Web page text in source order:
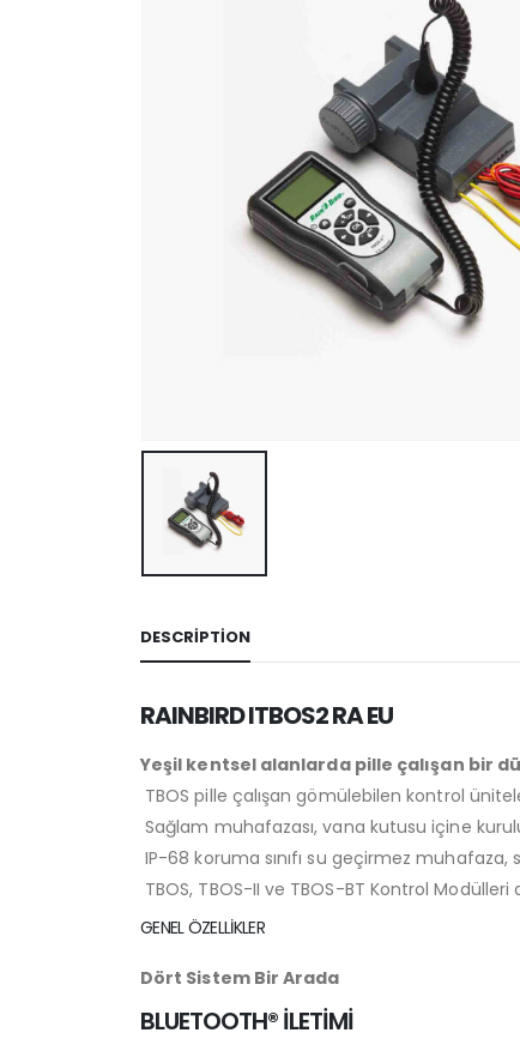
DESCRIPTION
RAINBIRD ITBOS2 RA EU
Yeşil kentsel alanlarda pille çalışan bir
TBOS pille çalışan gömülebilen kontrol
Sağlam muhafazası, vana kutusu içine
IP-68 koruma sınıfı su geçirmez muhafaza,
TBOS, TBOS-II ve TBOS-BT Kontrol Modülleri
GENEL ÖZELLİKLER
Dört Sistem Bir Arada
BLUETOOTH® İLETİMİ